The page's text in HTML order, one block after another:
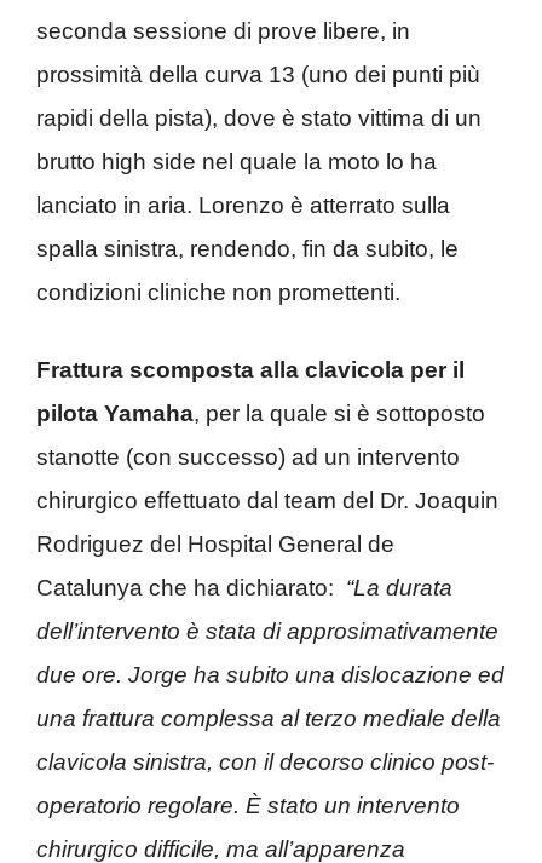
seconda sessione di prove libere, in
prossimità della curva 13 (uno dei punti più
rapidi della pista), dove è stato vittima di un
brutto high side nel quale la moto lo ha
lanciato in aria. Lorenzo è atterrato sulla
spalla sinistra, rendendo, fin da subito, le
condizioni cliniche non promettenti.
Frattura scomposta alla clavicola per il
pilota Yamaha, per la quale si è sottoposto
stanotte (con successo) ad un intervento
chirurgico effettuato dal team del Dr. Joaquin
Rodriguez del Hospital General de
Catalunya che ha dichiarato: “La durata
dell’intervento è stata di approsimativamente
due ore. Jorge ha subito una dislocazione ed
una frattura complessa al terzo mediale della
clavicola sinistra, con il decorso clinico post-
operatorio regolare. È stato un intervento
chirurgico difficile, ma all’apparenza